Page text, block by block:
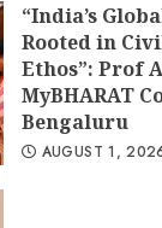
“India’s
Rooted in
Ethos”: Prof
MyBHARAT
Bengaluru
AUGUST 1,